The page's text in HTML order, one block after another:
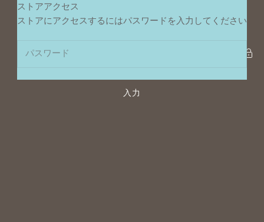
コンテンツへスキップ
ストアアクセス
ストアにアクセスするにはパスワードを入力してください
入力